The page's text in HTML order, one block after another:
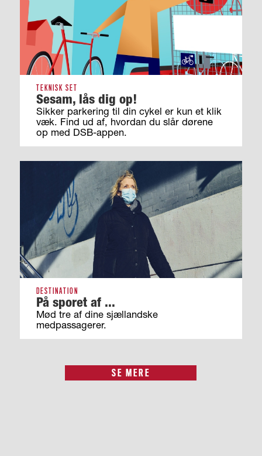
TEKNISK SET
Sesam, lås dig op!
Sikker parkering til din cykel er kun et klik
væk. Find ud af, hvordan du slår dørene
op med DSB-appen.
DESTINATION
På sporet af ...
Mød tre af dine sjællandske
medpassagerer.
SE MERE